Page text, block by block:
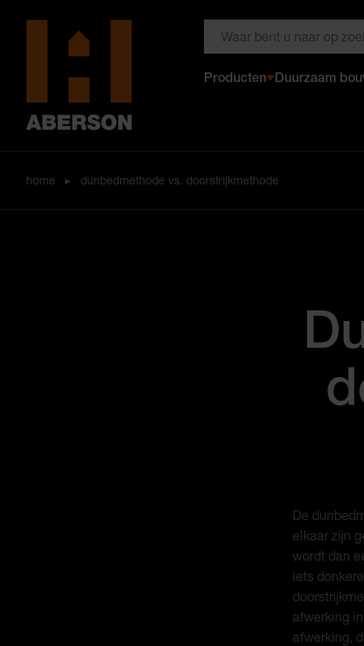
Zoeken door Aberson
Producten Duurzaam
home ▸ dunbedmethode vs. doorstrijkmethode
De
elkaar zijn
wordt dan
iets
afwerking
afwerking,